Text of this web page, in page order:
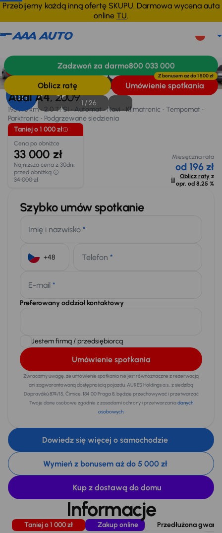
Przebijemy każdą inną ofertę SKUPU. Darmowa wycena auta
online TU.
Taniej o 1 000 zł
8,25 %
1 /26
Audi A4, 2009
193 148 km 2.0 TFSI Automat Navi Klimatronic
Tempomat
Parktronic
Podgrzewane siedzienia
Taniej o 1 000 zł
Cena po obniżce
33 000 zł
Najniższa cena z 30dni
przed obniżką
34 000 zł
Miesięczna rata
od 196 zł
Oblicz raty z
opr. od 8,25 %
Szybko umów spotkanie
Imię i nazwisko *
Telefon *
E-mail *
Preferowany oddział kontaktowy
Jestem firmą / przedsiębiorcą
Umówienie spotkania
Zwracamy uwagę, że umówienie spotkania nie jest równoznaczne z rezerwacją
ani zagwarantowaną dostępnością pojazdu. AURES Holdings a.s., z siedzibą
Dopraváků 874/15, Čimice, 184 00 Praga 8, będzie przechowywać i przetwarzać
Twoje dane osobowe zgodnie z zasadami ochrony i przetwarzaniadanych
osobowych.
Dowiedz się więcej o samochodzie
Wymień z bonusem aż do 5 000 zł
Kup z dostawą do domu
WyposażenieZalety samochoduFinansowanie
Zadzwoń za darmo800 033 000
Oblicz ratę Umówienie spotkania
Z bonusem aż do1 500 zł
Informacje
Taniej o 1 000 zł Zakup online Przedłużona